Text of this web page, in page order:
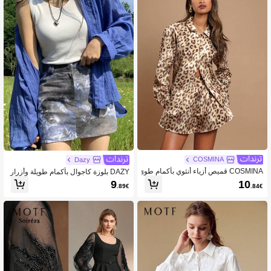
COSMINA
COSMINA قميص أزياء أنثوي بأكمام طوي
لة وياقة بوكيه، بطبعة فهد مناسب للخري
ف
10.84€
Dazy
DAZY بلوزة كاجوال بأكمام طويلة وأزرار
من لون واحد للنساء، مناسبة للارتداء اليو
مي 9.89€